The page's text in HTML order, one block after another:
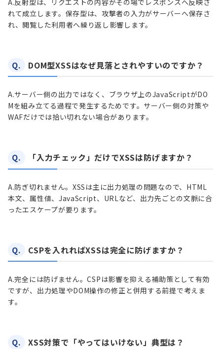
れて成立します。保存型は、攻撃者の入力がサーバーへ保存さ
れ、閲覧した利用者へ繰り返し影響します。
Q. DOM型XSSはなぜ見落とされやすいのですか？
A.サーバー側の出力ではなく、ブラウザ上のJavaScriptがDO
Mを組み立てる過程で発生するためです。サーバー側の対策や
WAFだけでは拾い切れない場合があります。
Q. 「入力チェック」だけでXSSは防げますか？
A.防ぎ切れません。XSSは主に出力処理の問題なので、HTML
本文、属性値、JavaScript、URLなど、出力先ごとの文脈に合
ったエスケープが要ります。
Q. CSPを入れればXSSは完全に防げますか？
A.完全には防げません。CSPは影響を抑える補助策として有効
ですが、出力処理やDOM操作の修正と併用する前提で考えま
す。
Q. XSS対策で「やってはいけない」典型は？